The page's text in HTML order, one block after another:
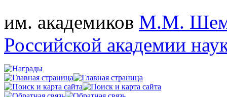
им. академиков М.М.
Российской академии